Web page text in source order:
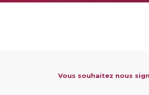
Vous souhaitez nous